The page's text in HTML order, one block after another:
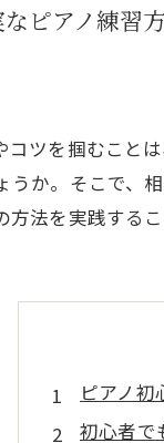
ピアノ練習
ツを掴むこと
うか。そこで、
法を実践する
ピアノ初
初心者で